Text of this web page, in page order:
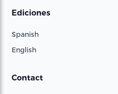
Ediciones
Spanish
English
Contact